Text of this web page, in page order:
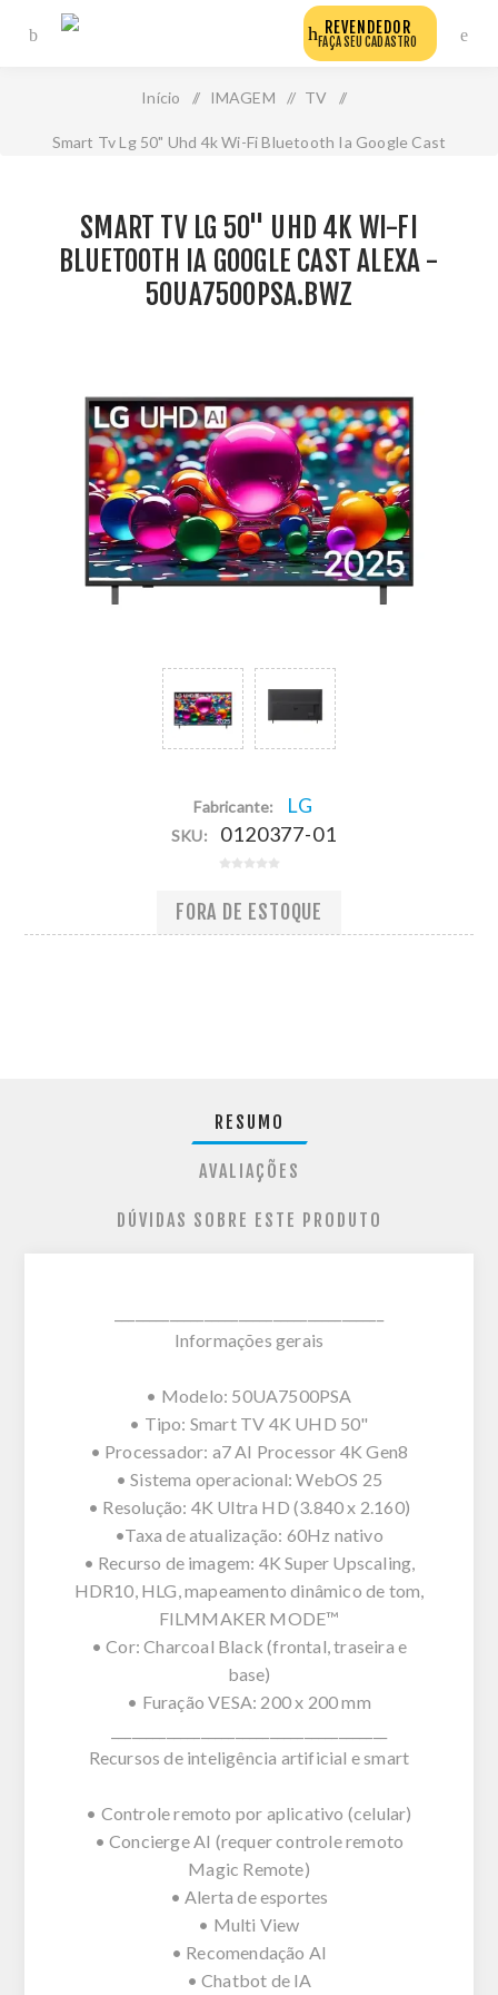
REVENDEDOR
FAÇA SEU CADASTRO
Início / IMAGEM / TV /
Smart Tv Lg 50" Uhd 4k Wi-Fi Bluetooth Ia Google Cast
SMART TV LG 50" UHD 4K WI-FI
BLUETOOTH IA GOOGLE CAST ALEXA -
50UA7500PSA.BWZ
Fabricante: LG
SKU: 0120377-01
FORA DE ESTOQUE
RESUMO
AVALIAÇÕES
DÚVIDAS SOBRE ESTE PRODUTO
Informações gerais
• Modelo: 50UA7500PSA
• Tipo: Smart TV 4K UHD 50"
• Processador: a7 AI Processor 4K Gen8
• Sistema operacional: WebOS 25
• Resolução: 4K Ultra HD (3.840 x 2.160)
•Taxa de atualização: 60Hz nativo
• Recurso de imagem: 4K Super Upscaling,
HDR10, HLG, mapeamento dinâmico de tom,
FILMMAKER MODE™
• Cor: Charcoal Black (frontal, traseira e
base)
• Furação VESA: 200 x 200 mm
Recursos de inteligência artificial e smart
• Controle remoto por aplicativo (celular)
• Concierge AI (requer controle remoto
Magic Remote)
• Alerta de esportes
• Multi View
• Recomendação AI
• Chatbot de IA